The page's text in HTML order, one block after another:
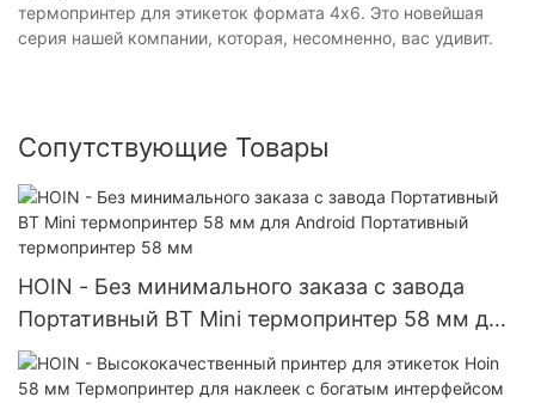
термопринтер для этикеток формата 4x6. Это новейшая
серия нашей компании, которая, несомненно, вас удивит.
Сопутствующие Товары
HOIN - Без минимального заказа с завода
Портативный BT Mini термопринтер 58 мм для
Android Портативный термопринтер 58 мм